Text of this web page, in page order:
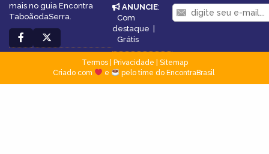
mais no guia Encontra
TaboãodaSerra.
ANUNCIE:
Com
destaque |
Grátis
Termos| Privacidade
Sitemap
Criado com
e pelo time do EncontraBrasil